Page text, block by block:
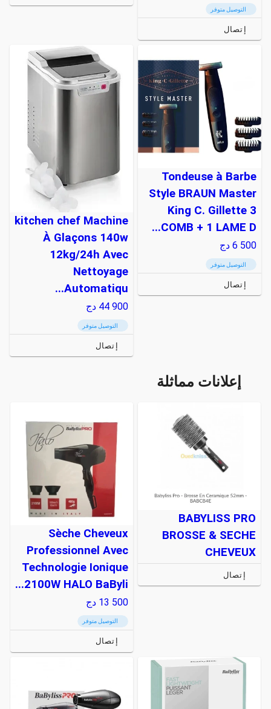
التوصيل متوفر
إتصال
Tondeuse à Barbe
Style BRAUN Master
King C. Gillette 3
COMB + 1 LAME D...
6 500 دج
التوصيل متوفر
إتصال
kitchen chef Machine
À Glaçons 140w
12kg/24h Avec
Nettoyage
Automatiqu...
44 900 دج
التوصيل متوفر
إتصال
إعلانات مماثلة
BABYLISS PRO
BROSSE & SECHE
CHEVEUX
إتصال
Sèche Cheveux
Professionnel Avec
Technologie Ionique
2100W HALO BaByli...
13 500 دج
التوصيل متوفر
إتصال